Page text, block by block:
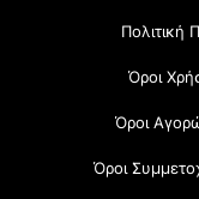
Πολιτική
Όροι
Όροι
Όροι